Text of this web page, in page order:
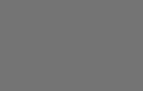
Industry Manager
Engineer